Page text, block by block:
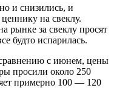
и снизились, и
на свеклу.
рынке за свеклу просят
будто испарилась.
с июнем, цены
просили около 250
примерно 100 — 120